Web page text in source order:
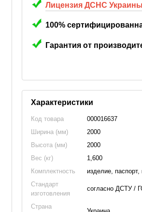
Лицензия ДСНС
100%
Гарантия от
Характеристики
Код товара
000016637
Ширина (мм)
2000
Высота (мм)
2000
Вес (кг)
1,600
Комплектность
изделие, паспорт,
Стандарт
изготовления
согласно ДСТУ /
Страна